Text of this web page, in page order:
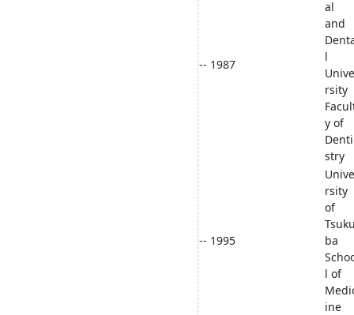
-- 1987
al
and
l
Unive
rsity
y of
Denti
stry
-- 1995
Unive
rsity
of
ba
l of
ine